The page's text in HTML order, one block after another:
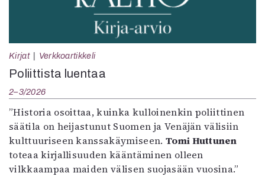
Kirjat Verkkoartikkeli
Poliittista luentaa
2–3/2026
”Historia osoittaa, kuinka kulloinenkin poliittinen
säätila on heijastunut Suomen ja Venäjän välisiin
kulttuuriseen kanssakäymiseen. Tomi Huttunen
toteaa kirjallisuuden kääntäminen olleen
vilkkaampaa maiden välisen suojasään vuosina.”